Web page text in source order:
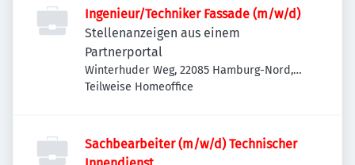
Ingenieur/Techniker Fassade (m/w/d)
Stellenanzeigen aus einem
Partnerportal
Winterhuder Weg, 22085 Hamburg-Nord,
Deutschland
Teilweise Homeoffice
Sachbearbeiter (m/w/d) Technischer